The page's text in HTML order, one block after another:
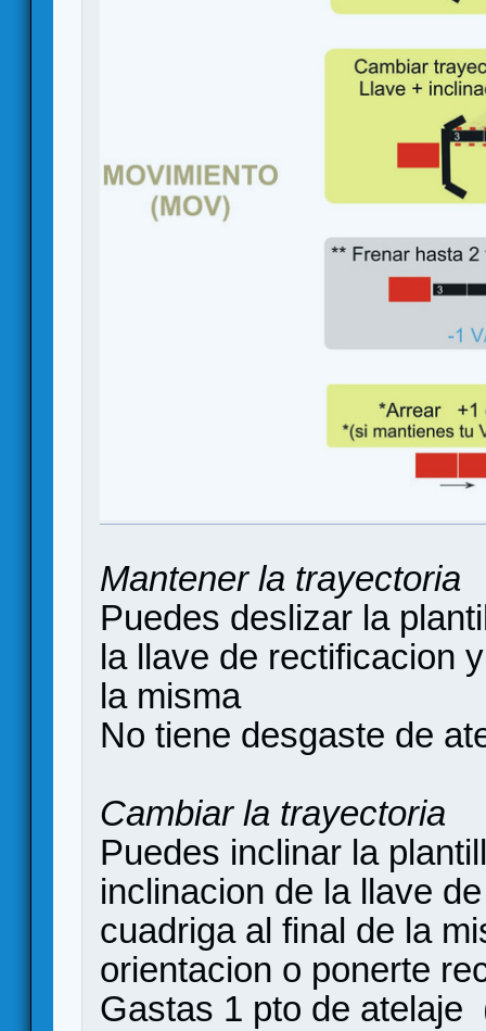
Mantener la trayectoria
Puedes deslizar la
la llave de rectificacion
la misma
No tiene desgaste de
Cambiar la trayectoria
Puedes inclinar la
inclinacion de la llave
cuadriga al final de la
orientacion o ponerte
Gastas 1 pto de atelaje